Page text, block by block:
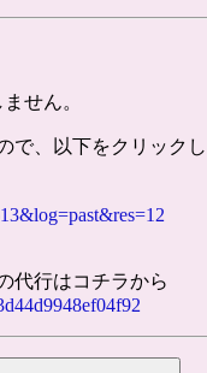
せん。
で、以下をクリックし
代行はコチラから